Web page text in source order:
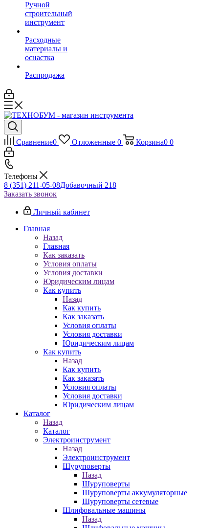
Ручной
строительный
инструмент
Расходные
материалы и
оснастка
Распродажа
Сравнение0 Отложенные 0 Корзина0 0
Телефоны
8 (351) 211-05-08Добавочный 218
Заказать звонок
Личный кабинет
Главная
Назад
Главная
Как заказать
Условия оплаты
Условия доставки
Юридическим лицам
Как купить
Назад
Как купить
Как заказать
Условия оплаты
Условия доставки
Юридическим лицам
Как купить
Назад
Как купить
Как заказать
Условия оплаты
Условия доставки
Юридическим лицам
Каталог
Назад
Каталог
Электроинструмент
Назад
Электроинструмент
Шуруповерты
Назад
Шуруповерты
Шуруповерты аккумуляторные
Шуруповерты сетевые
Шлифовальные машины
Назад